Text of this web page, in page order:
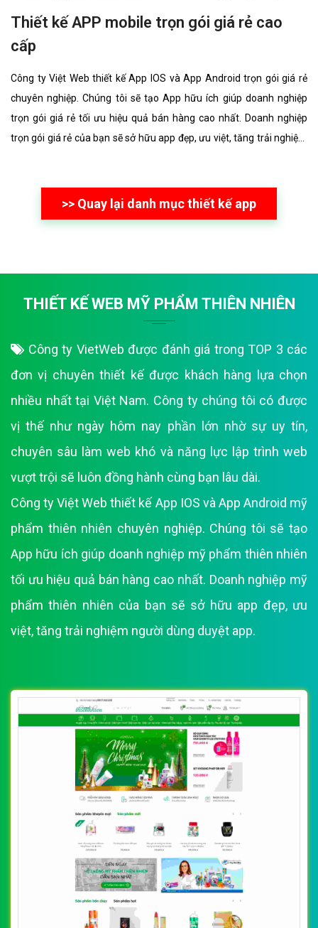
Thiết kế APP mobile trọn gói giá rẻ cao
cấp
Công ty Việt Web thiết kế App IOS và App Android trọn gói giá rẻ
chuyên nghiệp. Chúng tôi sẽ tạo App hữu ích giúp doanh nghiệp
trọn gói giá rẻ tối ưu hiệu quả bán hàng cao nhất. Doanh nghiệp
trọn gói giá rẻ của bạn sẽ sở hữu app đẹp, ưu việt, tăng trải nghiệm
>> Quay lại danh mục thiết kế app
THIẾT KẾ WEB MỸ PHẨM THIÊN NHIÊN
Công ty VietWeb được đánh giá trong TOP 3 các
đơn vị chuyên thiết kế được khách hàng lựa chọn
nhiều nhất tại Việt Nam. Công ty chúng tôi có được
vị thế như ngày hôm nay phần lớn nhờ sự uy tín,
chuyên sâu làm web khó và năng lực lập trình web
vượt trội sẽ luôn đồng hành cùng bạn lâu dài.
Công ty Việt Web thiết kế App IOS và App Android mỹ
phẩm thiên nhiên chuyên nghiệp. Chúng tôi sẽ tạo
App hữu ích giúp doanh nghiệp mỹ phẩm thiên nhiên
tối ưu hiệu quả bán hàng cao nhất. Doanh nghiệp mỹ
phẩm thiên nhiên của bạn sẽ sở hữu app đẹp, ưu
việt, tăng trải nghiệm người dùng duyệt app.